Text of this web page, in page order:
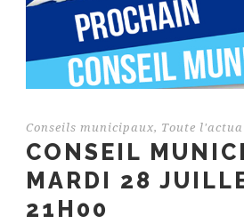
Conseils municipaux, Toute
CONSEIL
MARDI 28
21H00